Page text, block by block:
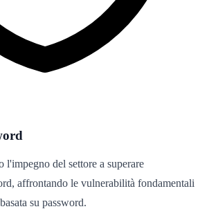
l'impegno del settore a superare
affrontando le vulnerabilità fondamentali
su password.